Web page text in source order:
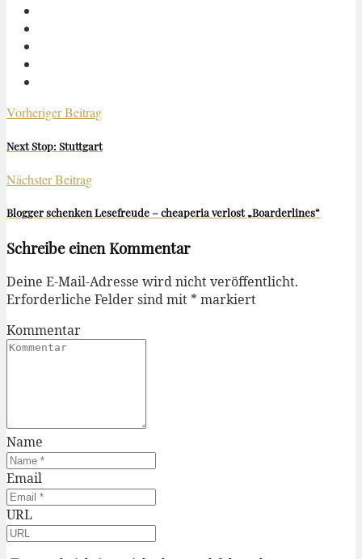
Vorheriger Beitrag
Next Stop: Stuttgart
Nächster Beitrag
Blogger schenken Lesefreude – cheaperia verlost „Boarderlines“
Schreibe einen Kommentar
Deine E-Mail-Adresse wird nicht veröffentlicht.
Erforderliche Felder sind mit * markiert
Kommentar
Name
Email
URL